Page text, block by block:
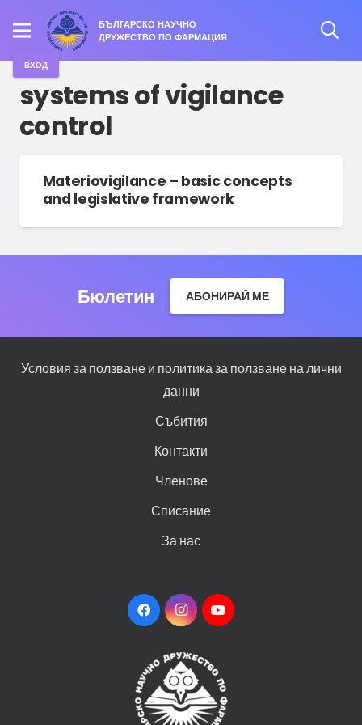
БЪЛГАРСКО НАУЧНО
ДРУЖЕСТВО ПО ФАРМАЦИЯ
ВХОД
systems of vigilance
control
Materiovigilance – basic concepts
and legislative framework
Бюлетин АБОНИРАЙ МЕ
Условия за ползване и политика за ползване на лични
данни
Събития
Контакти
Членове
Списание
За нас